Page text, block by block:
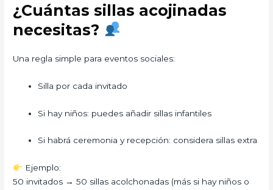
¿Cuántas sillas acojinadas
necesitas?
Una regla simple para eventos sociales:
Silla por cada invitado
Si hay niños: puedes añadir sillas infantiles
Si habrá ceremonia y recepción: considera sillas extra
Ejemplo:
50 invitados → 50 sillas acolchonadas (más si hay niños o